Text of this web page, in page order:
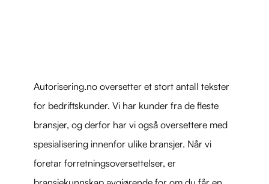
Autorisering.no oversetter et stort antall tekster
for bedriftskunder. Vi har kunder fra de fleste
bransjer, og derfor har vi også oversettere med
spesialisering innenfor ulike bransjer. Når vi
foretar forretningsoversettelser, er